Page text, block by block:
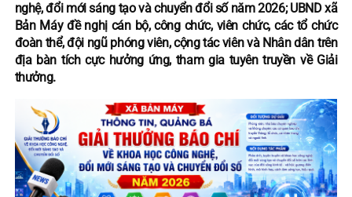
nghệ, đổi mới sáng tạo và chuyển đổi số năm 2026; UBND xã
Bản Máy đề nghị cán bộ, công chức, viên chức, các tổ chức
đoàn thể, đội ngũ phóng viên, cộng tác viên và Nhân dân trên
địa bàn tích cực hưởng ứng, tham gia tuyên truyền về Giải
thưởng.